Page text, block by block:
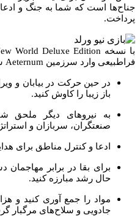
جناح‌ها است که شما به جنگ و
پرداخت.
فراطبیعی وارد سرزمین Aeternum شوید.
باز زیبا را کاوش کنید.
به نیروهای دیگر ملحق
صنعتگران، سربازان و
ادعا و کنترل مناطق برای
برای بقا در برابر مهاجمان
حال رشد مبارزه کنید.
مواد را جمع آوری کنید و
جادویی و سلاح‌های مرگبار